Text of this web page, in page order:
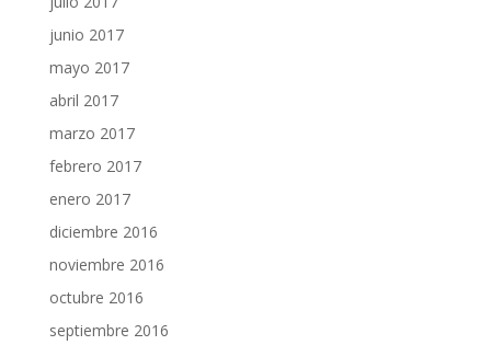
junio 2017
mayo 2017
abril 2017
marzo 2017
febrero 2017
enero 2017
diciembre 2016
noviembre 2016
octubre 2016
septiembre 2016